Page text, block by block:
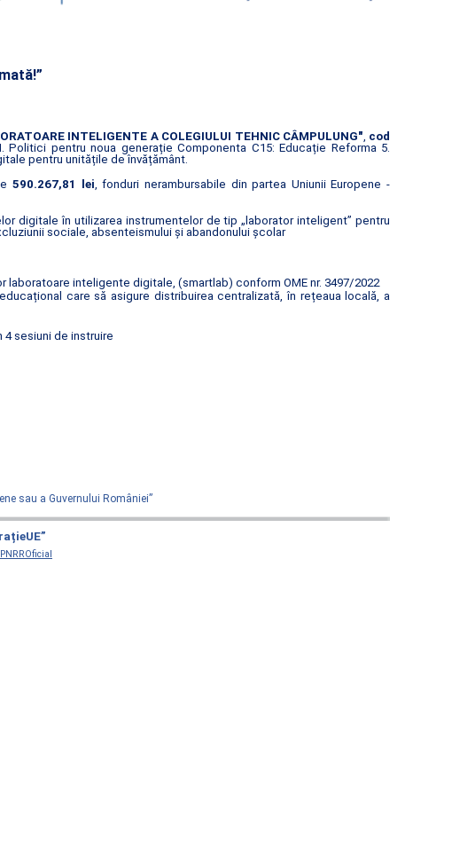
INTELIGENTE A COLEGIULUI TEHNIC CÂMPULUNG", cod
Politici pentru noua generație Componenta C15: Educație Reforma 5.
pentru unitățile de învățământ.
590.267,81 lei, fonduri nerambursabile din partea Uniunii Europene -
digitale în utilizarea instrumentelor de tip „laborator inteligent” pentru
sociale, absenteismului și abandonului școlar
inteligente digitale, (smartlab) conform OME nr. 3497/2022
care să asigure distribuirea centralizată, în rețeaua locală, a
sesiuni de instruire
sau a Guvernului României”